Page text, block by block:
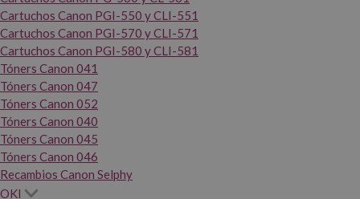
Cartuchos Canon PGI-550 y CLI-551
Cartuchos Canon PGI-570 y CLI-571
Cartuchos Canon PGI-580 y CLI-581
Tóners Canon 041
Tóners Canon 047
Tóners Canon 052
Tóners Canon 040
Tóners Canon 045
Tóners Canon 046
Recambios Canon Selphy
OKI